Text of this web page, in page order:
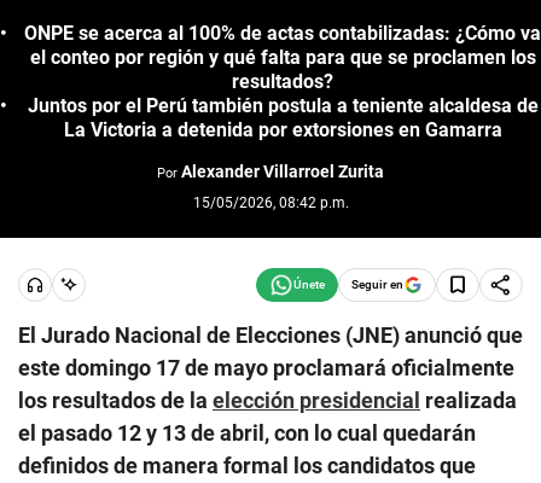
ONPE se acerca al 100% de actas contabilizadas: ¿Cómo va
el conteo por región y qué falta para que se proclamen los
resultados?
Juntos por el Perú también postula a teniente alcaldesa de
La Victoria a detenida por extorsiones en Gamarra
Por Alexander Villarroel Zurita
15/05/2026, 08:42 p.m.
Seguir en
El Jurado Nacional de Elecciones (JNE) anunció que
este domingo 17 de mayo proclamará oficialmente
los resultados de la elección presidencial realizada
el pasado 12 y 13 de abril, con lo cual quedarán
definidos de manera formal los candidatos que